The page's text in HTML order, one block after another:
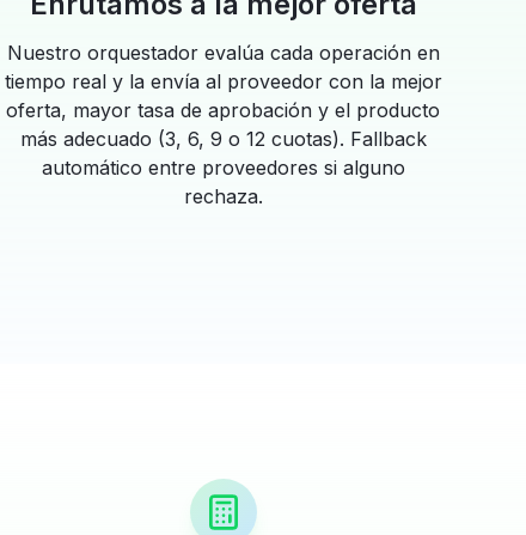
Nuestro orquestador evalúa cada operación en
tiempo real y la envía al proveedor con la mejor
oferta, mayor tasa de aprobación y el producto
más adecuado (3, 6, 9 o 12 cuotas). Fallback
automático entre proveedores si alguno
rechaza.